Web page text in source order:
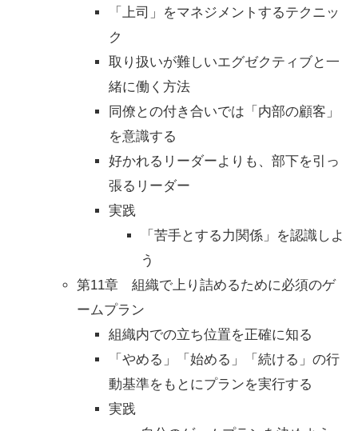
「上司」をマネジメントするテクニッ
ク
取り扱いが難しいエグゼクティブと一
緒に働く方法
同僚との付き合いでは「内部の顧客」
を意識する
好かれるリーダーよりも、部下を引っ
張るリーダー
実践
「苦手とする力関係」を認識しよ
う
第11章 組織で上り詰めるために必須のゲ
ームプラン
組織内での立ち位置を正確に知る
「やめる」「始める」「続ける」の行
動基準をもとにプランを実行する
実践